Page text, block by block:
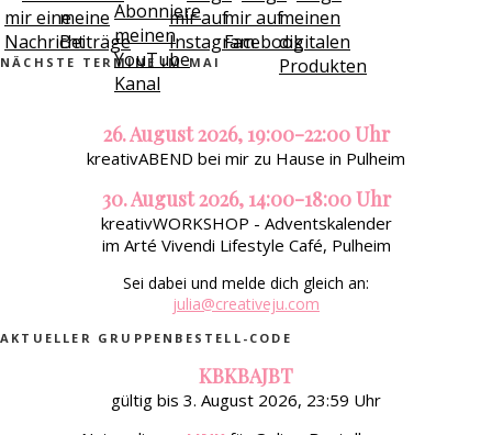
NÄCHSTE TERMINE IM MAI
26. August 2026, 19:00-22:00 Uhr
kreativABEND bei mir zu Hause in Pulheim
30. August 2026, 14:00-18:00 Uhr
kreativWORKSHOP - Adventskalender
im Arté Vivendi Lifestyle Café, Pulheim
Sei dabei und melde dich gleich an:
julia@creativeju.com
AKTUELLER GRUPPENBESTELL-CODE
KBKBAJBT
gültig bis 3. August 2026, 23:59 Uhr